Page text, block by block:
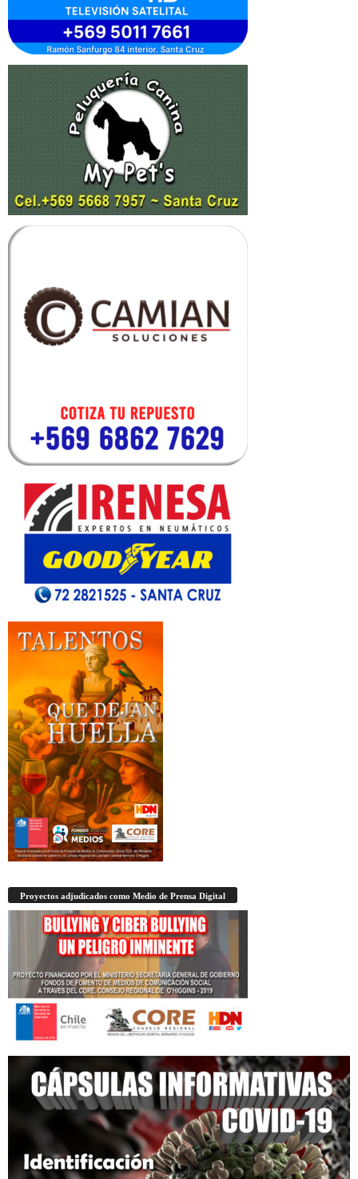
Proyectos adjudicados como Medio de Prensa Digital